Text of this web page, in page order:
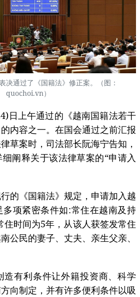
决通过了《国籍法》修正案。（图：
quochoi.vn）
日上午通过的《越南国籍法若干
内容之一。在国会通过之前汇报
草案时，司法部长阮海宁告知，
阐释关于该法律草案的“申请入
《国籍法》规定，申请加入越
项紧密条件如:常住在越南及持
住时间为5年，从该人获签发常住
公民的妻子、丈夫、亲生父亲、
有利条件让外籍投资商、科学
向制定，并有许多便利条件以吸